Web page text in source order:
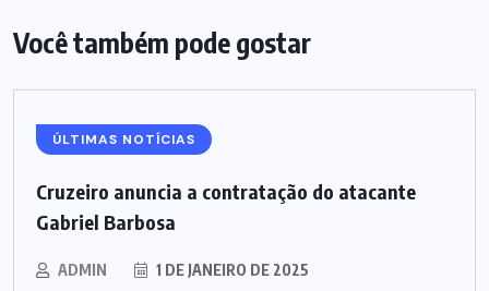
Você também pode gostar
ÚLTIMAS NOTÍCIAS
Cruzeiro anuncia a contratação do atacante
Gabriel Barbosa
ADMIN 1 DE JANEIRO DE 2025